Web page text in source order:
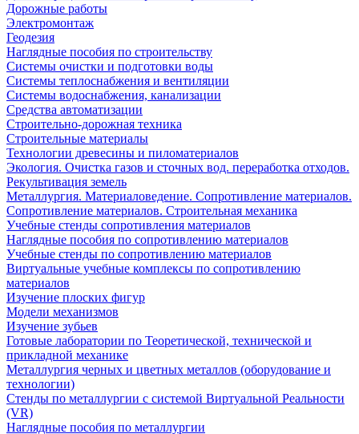
Дорожные работы
Электромонтаж
Геодезия
Наглядные пособия по строительству
Системы очистки и подготовки воды
Системы теплоснабжения и вентиляции
Системы водоснабжения, канализации
Средства автоматизации
Строительно-дорожная техника
Строительные материалы
Технологии древесины и пиломатериалов
Экология. Очистка газов и сточных вод. переработка отходов.
Рекультивация земель
Металлургия. Материаловедение. Сопротивление материалов.
Сопротивление материалов. Строительная механика
Учебные стенды сопротивления материалов
Наглядные пособия по сопротивлению материалов
Учебные стенды по сопротивлению материалов
Виртуальные учебные комплексы по сопротивлению
материалов
Изучение плоских фигур
Модели механизмов
Изучение зубьев
Готовые лаборатории по Теоретической, технической и
прикладной механике
Металлургия черных и цветных металлов (оборудование и
технологии)
Cтенды по металлургии с системой Виртуальной Реальности
(VR)
Наглядные пособия по металлургии